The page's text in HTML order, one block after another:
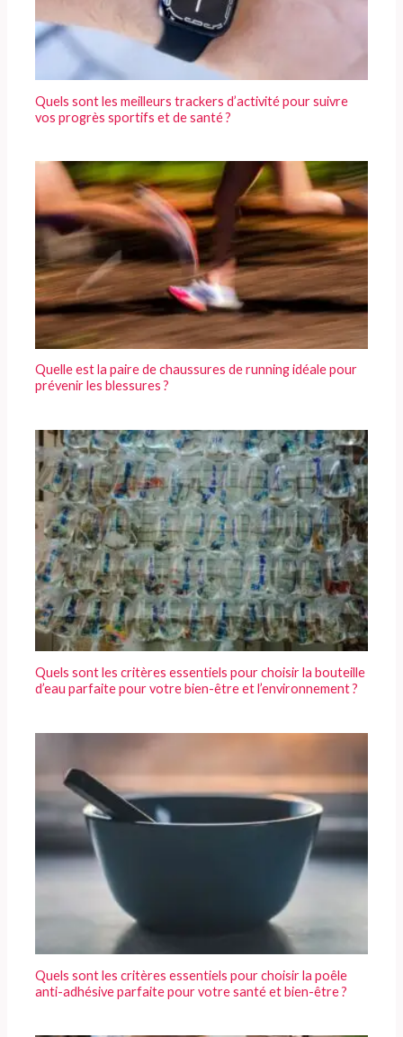
Quels sont les meilleurs trackers d’activité pour suivre
vos progrès sportifs et de santé ?
Quelle est la paire de chaussures de running idéale pour
prévenir les blessures ?
Quels sont les critères essentiels pour choisir la bouteille
d’eau parfaite pour votre bien-être et l’environnement ?
Quels sont les critères essentiels pour choisir la poêle
anti-adhésive parfaite pour votre santé et bien-être ?